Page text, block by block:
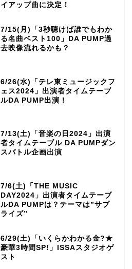
イアップ曲に決定！
7/15(月)「3秒聴けば誰でもわか
る名曲ベスト100」DA PUMP過
去映像流れるかも？
6/26(水)「テレ東ミュージックフ
ェス2024」出演者タイムテーブ
ルDA PUMP出演！
7/13(土)「音楽の日2024」出演
者タイムテーブル DA PUMPダン
スバトル企画出演
7/6(土)「THE MUSIC
DAY2024」出演者タイムテーブ
ルDA PUMPは？テーマは”サプ
ライズ”
6/29(土)「いくらかわかる金?★
豪華3時間SP!」ISSAスタジオゲ
スト